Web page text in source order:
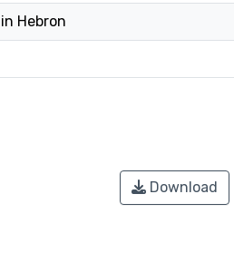
Hebron
Download